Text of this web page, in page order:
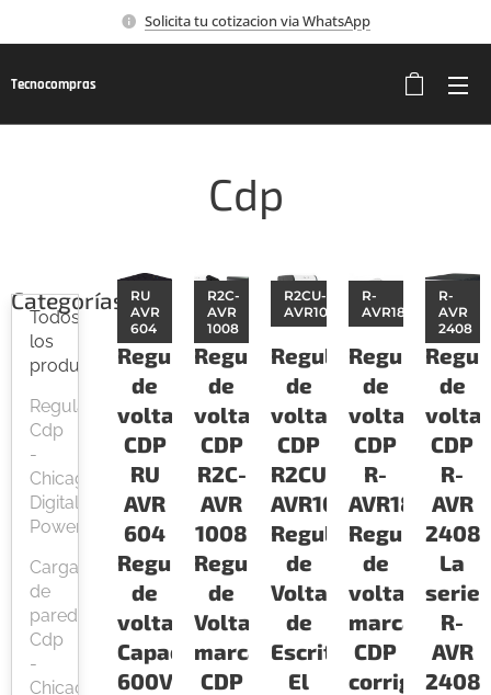
Solicita tu cotizacion via WhatsApp
Tecnocompras
Cdp
Categorías
Todos
los
productos
Regulador
Cdp
-
Chicago
Digital
Power
Cargador
de
pared
Cdp
-
Chicago
Regulador
de
voltaje
CDP
RU
AVR
604
Regulador
de
voltaje
Capacidad
600VA
RU
AVR
604
Regulador
de
voltaje
CDP
R2C-
AVR
1008
Regulador
de
Voltaje
marca
CDP
R2C-
AVR
1008
Regulador
de
voltaje
CDP
R2CU-
AVR1008
Regulador
de
Voltaje
de
Escritorio
El
R2CU-
AVR1008
Regulador
de
voltaje
CDP
R-
AVR1808
Regulador
de
voltajes
marca
CDP
corrige
R-
AVR1808
de
CDP
R-
AVR
2408
La
serie
R-
AVR
2408
R-
AVR
2408